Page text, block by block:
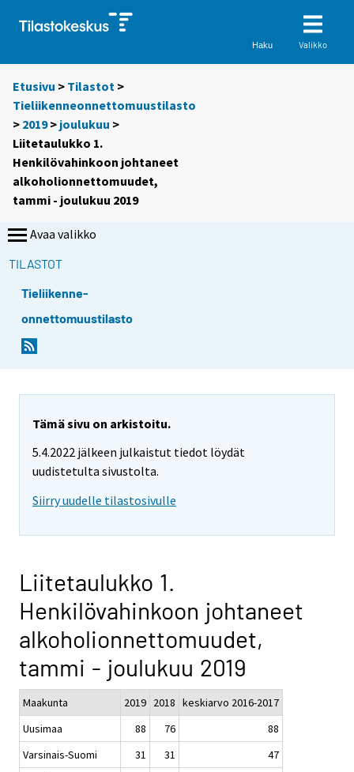
Haku Valikko
Etusivu > Tilastot >
Tieliikenneonnettomuustilasto
> 2019> joulukuu >
Liitetaulukko 1.
Henkilövahinkoon johtaneet
alkoholionnettomuudet,
tammi - joulukuu 2019
Avaa valikko
TILASTOT
Tieliikenne-
onnettomuustilasto
Tämä sivu on arkistoitu.
5.4.2022 jälkeen julkaistut tiedot löydät
uudistetulta sivustolta.
Siirry uudelle tilastosivulle
Liitetaulukko 1.
Henkilövahinkoon johtaneet
alkoholionnettomuudet,
tammi - joulukuu 2019
Maakunta 2019 2018 keskiarvo 2016-2017
Uusimaa
88 76
88
Varsinais-Suomi
31 31
47